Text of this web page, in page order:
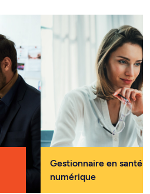
Gestionnaire en santé
numérique